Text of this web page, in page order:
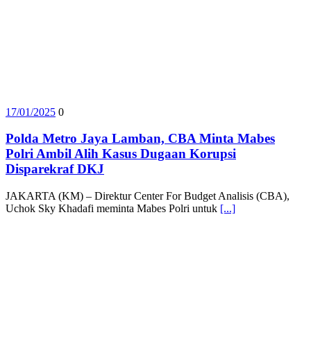
17/01/2025 0
Polda Metro Jaya Lamban, CBA Minta Mabes
Polri Ambil Alih Kasus Dugaan Korupsi
Disparekraf DKJ
JAKARTA (KM) – Direktur Center For Budget Analisis (CBA),
Uchok Sky Khadafi meminta Mabes Polri untuk [...]